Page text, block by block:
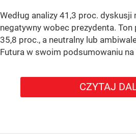
Według analizy 41,3 proc. dyskusji
negatywny wobec prezydenta. Ton
35,8 proc., a neutralny lub
Futura w swoim podsumowaniu
CZYTAJ